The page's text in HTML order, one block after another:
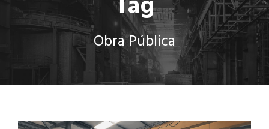
Obra Pública